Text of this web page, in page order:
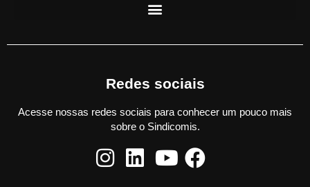
Redes sociais
Acesse nossas redes sociais para conhecer um pouco mais
sobre o Sindicomis.